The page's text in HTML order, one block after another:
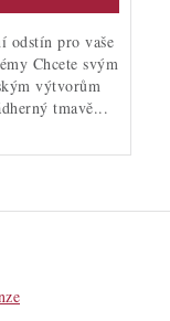
odstín pro vaše
Chcete svým
výtvorům
tmavě...